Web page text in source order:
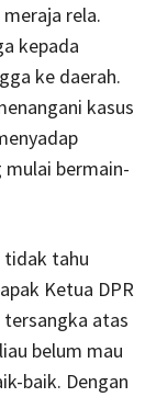
rela.
kepada
ke daerah.
kasus
bermain-
tidak tahu
Ketua DPR
tersangka atas
belum mau
baik. Dengan